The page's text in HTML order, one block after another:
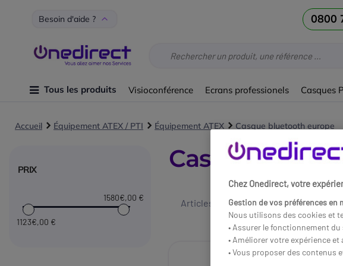
Besoin d'aide ? 0800
Tous les produits Visioconférence Ecrans professionels Casques
Accueil Équipement ATEX / PTI Équipement ATEX Casque bluetooth europe
PRIX
1123€,00 €
1580€,00 €
Casque
Articles 1 - 3 sur3
Chez Onedirect, votre
Gestion de vos préférences en
Nous utilisons des cookies et
• Assurer le fonctionnement
• Améliorer votre expérience
• Vous proposer des contenus